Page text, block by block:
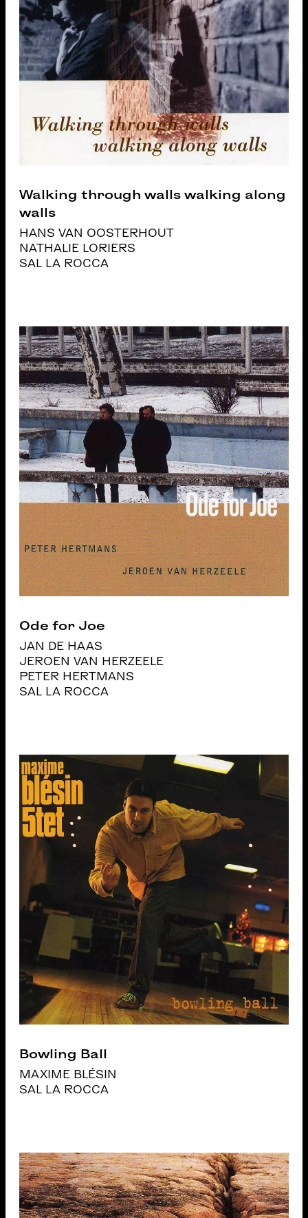
Walking through walls walking along
walls
HANS VAN OOSTERHOUT
NATHALIE LORIERS
SAL LA ROCCA
Ode for Joe
JAN DE HAAS
JEROEN VAN HERZEELE
PETER HERTMANS
SAL LA ROCCA
Bowling Ball
MAXIME BLÉSIN
SAL LA ROCCA